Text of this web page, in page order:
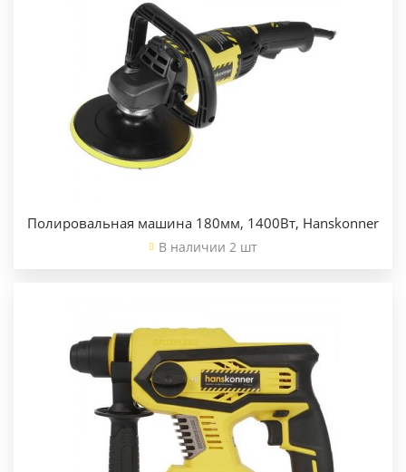
Полировальная машина 180мм, 1400Вт, Hanskonner
В наличии 2 шт